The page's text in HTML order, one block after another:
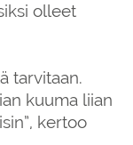
olleet
tarvitaan.
kuuma liian
kertoo